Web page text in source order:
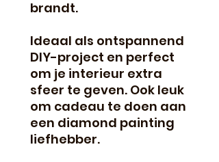
brandt.
Ideaal als ontspannend
DIY-project en perfect
om je interieur extra
sfeer te geven. Ook leuk
om cadeau te doen aan
een diamond painting
liefhebber.